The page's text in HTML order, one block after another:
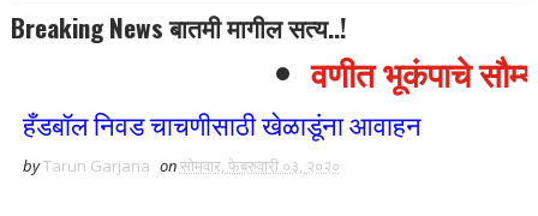
Breaking News बातमी मागील सत्य..!
वणीत भूकंपाचे सौम्य
हँडबॉल निवड चाचणीसाठी खेळाडूंना आवाहन
byTarun Garjana onसोमवार, फेब्रुवारी ०३, २०२०